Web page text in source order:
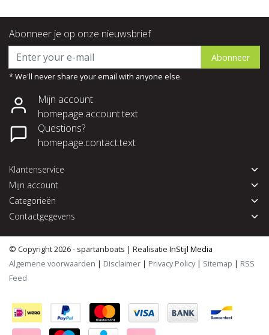
Abonneer je op onze nieuwsbrief
Abonneer
* We'll never share your email with anyone else.
Mijn account
homepage.account.text
Questions?
homepage.contact.text
Klantenservice
Mijn account
Categorieën
Contactgegevens
© Copyright 2026 - spartanboats | Realisatie InStijl Media
Algemene voorwaarden | Disclaimer | Privacy Policy| Sitemap | RSS
Feed